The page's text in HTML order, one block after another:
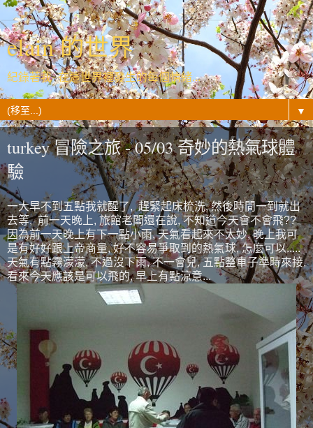
elain 的世界
紀錄著我- 在這世界裡發生的每個情緒...
▼
turkey 冒險之旅 - 05/03 奇妙的熱氣球體
驗
一大早不到五點我就醒了, 趕緊起床梳洗, 然後時間一到就出
去等, 前一天晚上, 旅館老闆還在說, 不知道今天會不會飛??
因為前一天晚上有下一點小雨, 天氣看起來不太妙, 晚上我可
是有好好跟上帝商量, 好不容易爭取到的熱氣球, 怎麼可以.....
天氣有點霧濛濛, 不過沒下雨, 不一會兒, 五點整車子準時來接,
看來今天應該是可以飛的, 早上有點涼意...